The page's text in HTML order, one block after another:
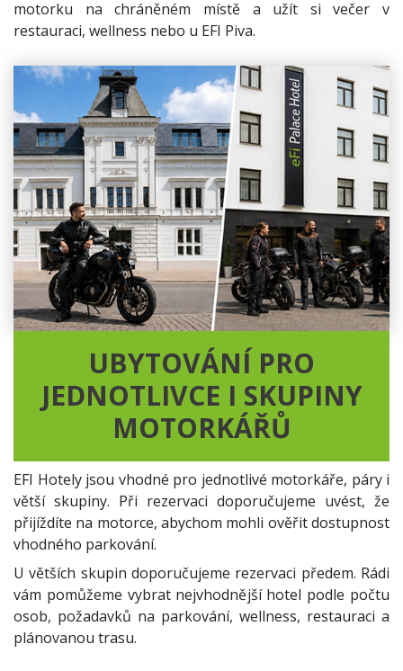
motorku na chráněném místě a užít si večer v
restauraci, wellness nebo u EFI Piva.
UBYTOVÁNÍ PRO
JEDNOTLIVCE I SKUPINY
MOTORKÁŘŮ
EFI Hotely jsou vhodné pro jednotlivé motorkáře, páry i
větší skupiny. Při rezervaci doporučujeme uvést, že
přijíždíte na motorce, abychom mohli ověřit dostupnost
vhodného parkování.
U větších skupin doporučujeme rezervaci předem. Rádi
vám pomůžeme vybrat nejvhodnější hotel podle počtu
osob, požadavků na parkování, wellness, restauraci a
plánovanou trasu.